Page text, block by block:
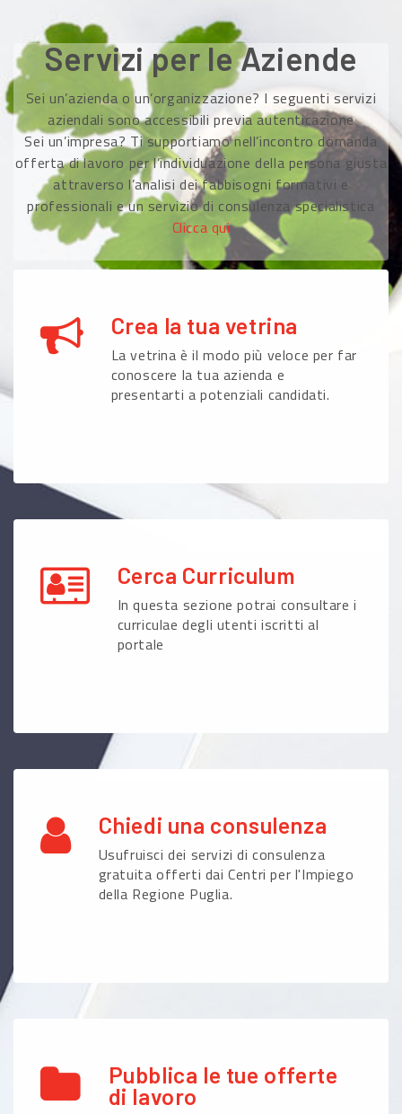
Servizi per le Aziende
Sei un’azienda o un’organizzazione? I seguenti servizi
aziendali sono accessibili previa autenticazione
Sei un’impresa? Ti supportiamo nell’incontro domanda
offerta di lavoro per l’individuazione della persona giusta
attraverso l’analisi dei fabbisogni formativi e
professionali e un servizio di consulenza specialistica
Clicca qui
Crea la tua vetrina
La vetrina è il modo più veloce per far
conoscere la tua azienda e
presentarti a potenziali candidati.
Cerca Curriculum
In questa sezione potrai consultare i
curriculae degli utenti iscritti al
portale
Chiedi una consulenza
Usufruisci dei servizi di consulenza
gratuita offerti dai Centri per l'Impiego
della Regione Puglia.
Pubblica le tue offerte
di lavoro